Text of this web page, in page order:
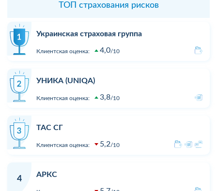
ТОП страхования рисков
Украинская страховая группа
Клиентская оценка: 4,0 10
УНИКА (UNIQA)
Клиентская оценка: 3,8 10
ТАС СГ
Клиентская оценка: 5,2 10
4
АРКС